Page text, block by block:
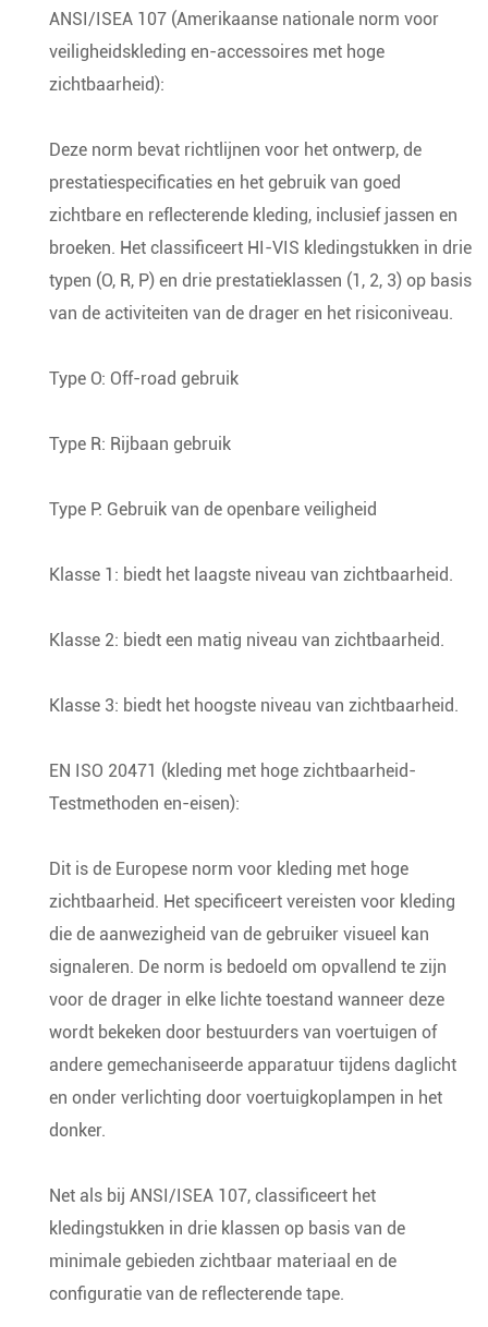
ANSI/ISEA 107 (Amerikaanse nationale norm voor
veiligheidskleding en-accessoires met hoge
zichtbaarheid):
Deze norm bevat richtlijnen voor het ontwerp, de
prestatiespecificaties en het gebruik van goed
zichtbare en reflecterende kleding, inclusief jassen en
broeken. Het classificeert HI-VIS kledingstukken in drie
typen (O, R, P) en drie prestatieklassen (1, 2, 3) op basis
van de activiteiten van de drager en het risiconiveau.
Type O: Off-road gebruik
Type R: Rijbaan gebruik
Type P: Gebruik van de openbare veiligheid
Klasse 1: biedt het laagste niveau van zichtbaarheid.
Klasse 2: biedt een matig niveau van zichtbaarheid.
Klasse 3: biedt het hoogste niveau van zichtbaarheid.
EN ISO 20471 (kleding met hoge zichtbaarheid-
Testmethoden en-eisen):
Dit is de Europese norm voor kleding met hoge
zichtbaarheid. Het specificeert vereisten voor kleding
die de aanwezigheid van de gebruiker visueel kan
signaleren. De norm is bedoeld om opvallend te zijn
voor de drager in elke lichte toestand wanneer deze
wordt bekeken door bestuurders van voertuigen of
andere gemechaniseerde apparatuur tijdens daglicht
en onder verlichting door voertuigkoplampen in het
donker.
Net als bij ANSI/ISEA 107, classificeert het
kledingstukken in drie klassen op basis van de
minimale gebieden zichtbaar materiaal en de
configuratie van de reflecterende tape.